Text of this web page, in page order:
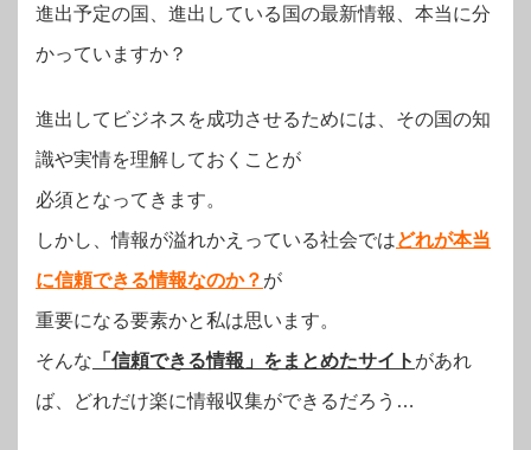
進出予定の国、進出している国の最新情報、本当に分
かっていますか？
進出してビジネスを成功させるためには、その国の知
識や実情を理解しておくことが
必須となってきます。
しかし、情報が溢れかえっている社会ではどれが本当
に信頼できる情報なのか？ が
重要になる要素かと私は思います。
そんな 「信頼できる情報」をまとめたサイト があれ
ば、どれだけ楽に情報収集ができるだろう…